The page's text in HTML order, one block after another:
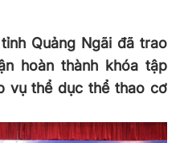
Quảng Ngãi đã trao
hoàn thành khóa tập
vụ thể dục thể thao cơ